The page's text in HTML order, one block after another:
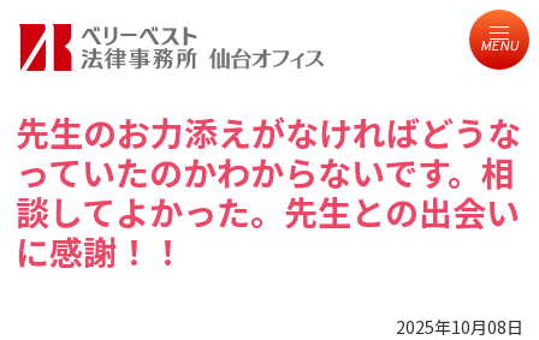
MENU
先生のお力添えがなければどうな
っていたのかわからないです。相
談してよかった。先生との出会い
に感謝！！
2025年10月08日